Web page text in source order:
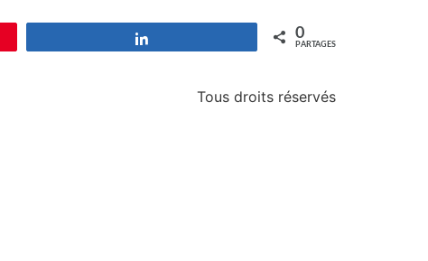
0
PARTAGES
Tous droits réservés